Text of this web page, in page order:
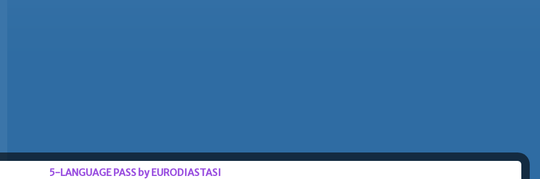
5-LANGUAGE PASS by EURODIASTASI